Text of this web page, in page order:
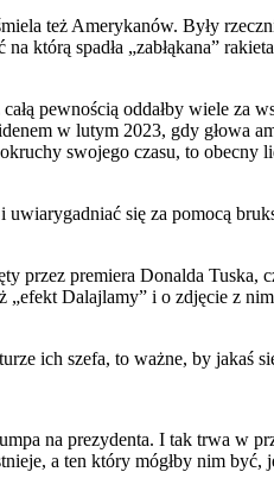
też Amerykanów. Były
którą spadła „zabłąkana”
pewnością oddałby wiele za
w lutym 2023, gdy głowa
swojego czasu, to obecny
się za pomocą
przez premiera Donalda Tuska,
„efekt Dalajlamy” i o zdjęcie z
ich szefa, to ważne, by jakaś
na prezydenta. I tak trwa w
a ten który mógłby nim